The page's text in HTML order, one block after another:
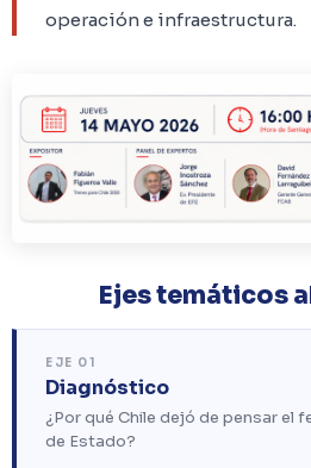
operación e infraestructura.
Ejes temáticos
EJE 01
Diagnóstico
¿Por qué Chile dejó de pensar el
de Estado?